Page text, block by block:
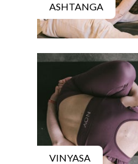
ASHTANGA
VINYASA